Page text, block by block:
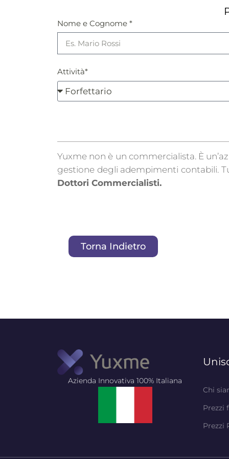
Nome e Cognome *
Attività*
Yuxme non è un commercialista. È
gestione degli adempimenti contabili.
Dottori Commercialisti.
Torna Indietro
Azienda Innovativa 100% Italiana
Chi
Prezzi
Prezzi